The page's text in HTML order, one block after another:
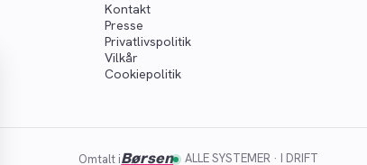
Kontakt
Presse
Privatlivspolitik
Vilkår
Cookiepolitik
Omtalt iBørsen ALLE SYSTEMER · I DRIFT